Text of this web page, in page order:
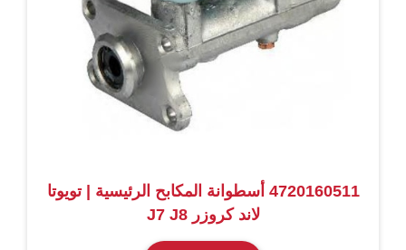
4720160511 أسطوانة المكابح الرئيسية | تويوتا
لاند كروزر J7 J8